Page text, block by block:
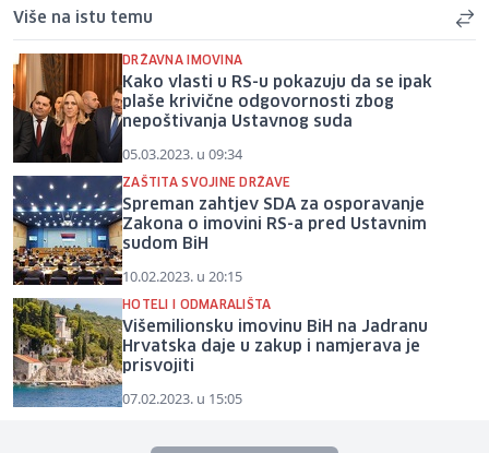
Više na istu temu
DRŽAVNA IMOVINA
Kako vlasti u RS-u pokazuju da se ipak
plaše krivične odgovornosti zbog
nepoštivanja Ustavnog suda
05.03.2023. u 09:34
ZAŠTITA SVOJINE DRŽAVE
Spreman zahtjev SDA za osporavanje
Zakona o imovini RS-a pred Ustavnim
sudom BiH
10.02.2023. u 20:15
HOTELI I ODMARALIŠTA
Višemilionsku imovinu BiH na Jadranu
Hrvatska daje u zakup i namjerava je
prisvojiti
07.02.2023. u 15:05